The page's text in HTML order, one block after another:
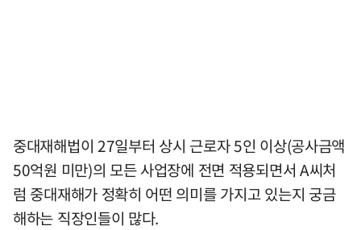
중대재해법이 27일부터 상시 근로자 5인 이상(공사금액
50억원 미만)의 모든 사업장에 전면 적용되면서 A씨처
럼 중대재해가 정확히 어떤 의미를 가지고 있는지 궁금
해하는 직장인들이 많다.